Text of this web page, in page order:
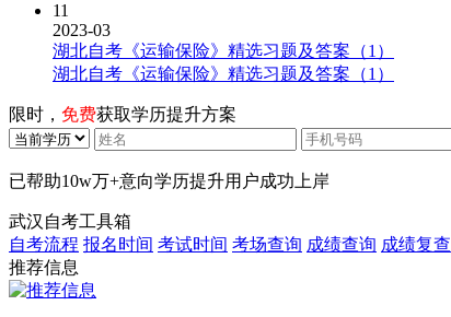
11
2023-03
湖北自考《运输保险》精选习题及答案（1）
湖北自考《运输保险》精选习题及答案（1）
限时， 免费获取学历提升方案
已帮助10w万+意向学历提升用户成功上岸
武汉自考工具箱
自考流程 报名时间 考试时间 考场查询 成绩查询 成绩复查
推荐信息